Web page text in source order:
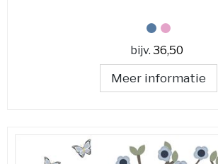
bijv. 36,50
Meer informatie